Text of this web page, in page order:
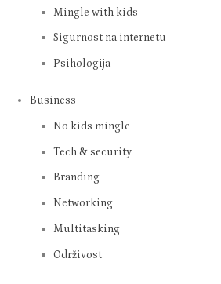
Mingle with kids
Sigurnost na internetu
Psihologija
Business
No kids mingle
Tech & security
Branding
Networking
Multitasking
Održivost